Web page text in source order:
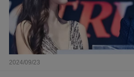
2024/09/23